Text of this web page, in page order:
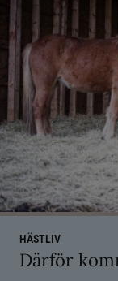
HÄSTLIV
Därför